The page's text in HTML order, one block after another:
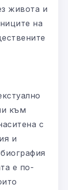
живота и
на
към
с
и
е по-